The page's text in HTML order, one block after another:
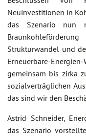
Neuinvestitionen in
das Szenario nun
Strukturwandel und
Erneuerbare-
gemeinsam bis zirka
sozialverträglichen
das sind wir den
Astrid Schneider,
das Szenario